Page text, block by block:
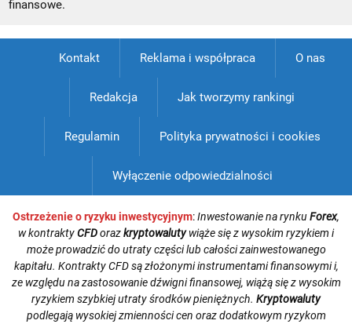
finansowe.
Kontakt Reklama i współpraca O nas
Redakcja Jak tworzymy rankingi
Regulamin Polityka prywatności i cookies
Wyłączenie odpowiedzialności
Ostrzeżenie o ryzyku inwestycyjnym:Inwestowanie na rynkuForex,
w kontraktyCFDorazkryptowalutywiąże się z wysokim ryzykiem i
może prowadzić do utraty części lub całości zainwestowanego
kapitału. Kontrakty CFD są złożonymi instrumentami finansowymi i,
ze względu na zastosowanie dźwigni finansowej, wiążą się z wysokim
ryzykiem szybkiej utraty środków pieniężnych. Kryptowaluty
podlegają wysokiej zmienności cen oraz dodatkowym ryzykom